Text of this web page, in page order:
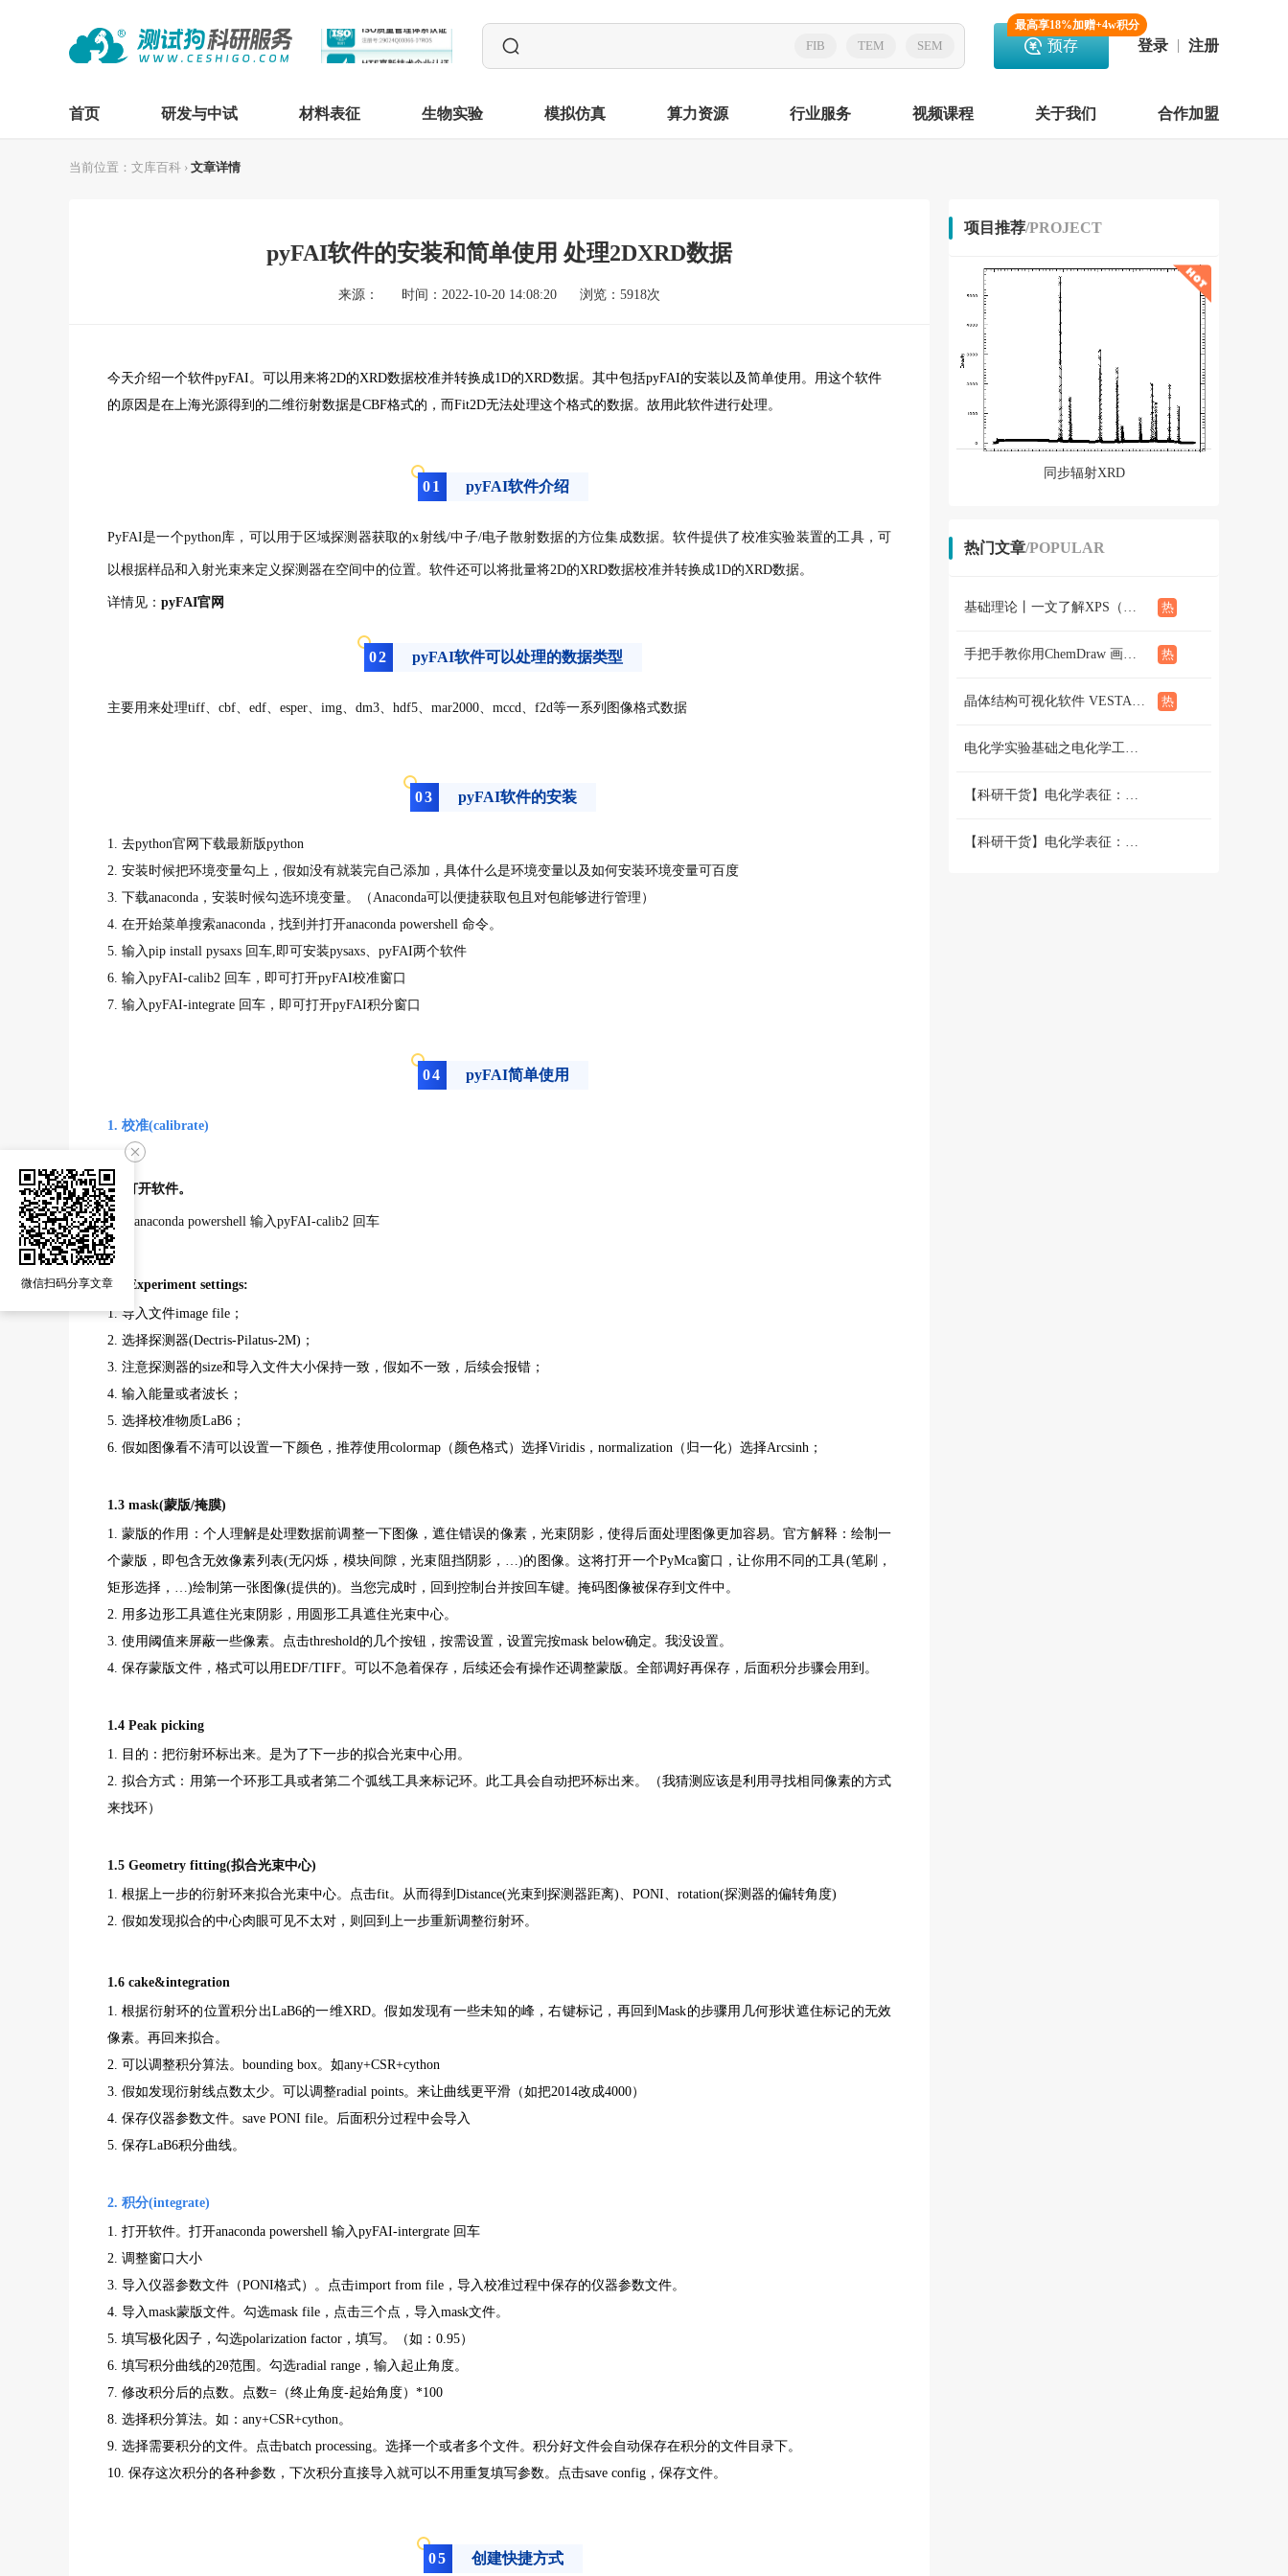
FIB TEM SEM
最高享18%加赠+4w积分
预存 登录 注册
首页 研发与中试 材料表征 生物实验 模拟仿真 算力资源 行业服务 视频课程 关于我们 合作加盟
当前位置： 文库百科 › 文章详情
pyFAI软件的安装和简单使用 处理2DXRD数据
来源： 时间：2022-10-20 14:08:20 浏览：5918次
今天介绍一个软件pyFAI。可以用来将2D的XRD数据校准并转换成1D的XRD数据。其中包括pyFAI的安装以及简单使用。用这个软件
的原因是在上海光源得到的二维衍射数据是CBF格式的，而Fit2D无法处理这个格式的数据。故用此软件进行处理。
01 pyFAI软件介绍
PyFAI是一个python库，可以用于区域探测器获取的x射线/中子/电子散射数据的方位集成数据。软件提供了校准实验装置的工具，可
以根据样品和入射光束来定义探测器在空间中的位置。软件还可以将批量将2D的XRD数据校准并转换成1D的XRD数据。
详情见： pyFAI官网
02 pyFAI软件可以处理的数据类型
主要用来处理tiff、cbf、edf、esper、img、dm3、hdf5、mar2000、mccd、f2d等一系列图像格式数据
03 pyFAI软件的安装
1. 去python官网下载最新版python
2. 安装时候把环境变量勾上，假如没有就装完自己添加，具体什么是环境变量以及如何安装环境变量可百度
3. 下载anaconda，安装时候勾选环境变量。（Anaconda可以便捷获取包且对包能够进行管理）
4. 在开始菜单搜索anaconda，找到并打开anaconda powershell 命令。
5. 输入pip install pysaxs 回车,即可安装pysaxs、pyFAI两个软件
6. 输入pyFAI-calib2 回车，即可打开pyFAI校准窗口
7. 输入pyFAI-integrate 回车，即可打开pyFAI积分窗口
04 pyFAI简单使用
1. 校准(calibrate)
1.1打开软件。
打开anaconda powershell 输入pyFAI-calib2 回车
1.2 Experiment settings:
1. 导入文件image file；
2. 选择探测器(Dectris-Pilatus-2M)；
3. 注意探测器的size和导入文件大小保持一致，假如不一致，后续会报错；
4. 输入能量或者波长；
5. 选择校准物质LaB6；
6. 假如图像看不清可以设置一下颜色，推荐使用colormap（颜色格式）选择Viridis，normalization（归一化）选择Arcsinh；
1.3 mask(蒙版/掩膜)
1. 蒙版的作用：个人理解是处理数据前调整一下图像，遮住错误的像素，光束阴影，使得后面处理图像更加容易。官方解释：绘制一
个蒙版，即包含无效像素列表(无闪烁，模块间隙，光束阻挡阴影，…)的图像。这将打开一个PyMca窗口，让你用不同的工具(笔刷，
矩形选择，…)绘制第一张图像(提供的)。当您完成时，回到控制台并按回车键。掩码图像被保存到文件中。
2. 用多边形工具遮住光束阴影，用圆形工具遮住光束中心。
3. 使用阈值来屏蔽一些像素。点击threshold的几个按钮，按需设置，设置完按mask below确定。我没设置。
4. 保存蒙版文件，格式可以用EDF/TIFF。可以不急着保存，后续还会有操作还调整蒙版。全部调好再保存，后面积分步骤会用到。
1.4 Peak picking
1. 目的：把衍射环标出来。是为了下一步的拟合光束中心用。
2. 拟合方式：用第一个环形工具或者第二个弧线工具来标记环。此工具会自动把环标出来。（我猜测应该是利用寻找相同像素的方式
来找环）
1.5 Geometry fitting(拟合光束中心)
1. 根据上一步的衍射环来拟合光束中心。点击fit。从而得到Distance(光束到探测器距离)、PONI、rotation(探测器的偏转角度)
2. 假如发现拟合的中心肉眼可见不太对，则回到上一步重新调整衍射环。
1.6 cake&integration
1. 根据衍射环的位置积分出LaB6的一维XRD。假如发现有一些未知的峰，右键标记，再回到Mask的步骤用几何形状遮住标记的无效
像素。再回来拟合。
2. 可以调整积分算法。bounding box。如any+CSR+cython
3. 假如发现衍射线点数太少。可以调整radial points。来让曲线更平滑（如把2014改成4000）
4. 保存仪器参数文件。save PONI file。后面积分过程中会导入
5. 保存LaB6积分曲线。
2. 积分(integrate)
1. 打开软件。打开anaconda powershell 输入pyFAI-intergrate 回车
2. 调整窗口大小
3. 导入仪器参数文件（PONI格式）。点击import from file，导入校准过程中保存的仪器参数文件。
4. 导入mask蒙版文件。勾选mask file，点击三个点，导入mask文件。
5. 填写极化因子，勾选polarization factor，填写。（如：0.95）
6. 填写积分曲线的2θ范围。勾选radial range，输入起止角度。
7. 修改积分后的点数。点数=（终止角度-起始角度）*100
8. 选择积分算法。如：any+CSR+cython。
9. 选择需要积分的文件。点击batch processing。选择一个或者多个文件。积分好文件会自动保存在积分的文件目录下。
10. 保存这次积分的各种参数，下次积分直接导入就可以不用重复填写参数。点击save config，保存文件。
05 创建快捷方式
项目推荐/PROJECT
同步辐射XRD
热门文章/POPULAR
基础理论丨一文了解XPS（概念、定性定量分析、分析方法、谱线结构）
手把手教你用ChemDraw 画化学结构式：基础篇
晶体结构可视化软件 VESTA使用教程（下篇）
电化学实验基础之电化学工作站篇 （二）三电极和两电极体系的搭建 和测试
【科研干货】电化学表征：循环伏安法详解（上）
【科研干货】电化学表征：循环伏安法详解（下）
微信扫码分享文章